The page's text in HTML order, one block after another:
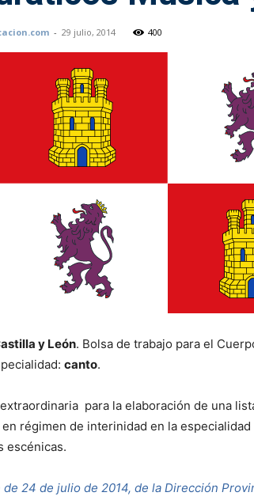
- 29 julio, 2014 400
y León. Bolsa de trabajo para el
canto.
para la elaboración de una
régimen de interinidad en la
escénicas.
24 de julio de 2014, de la Dirección